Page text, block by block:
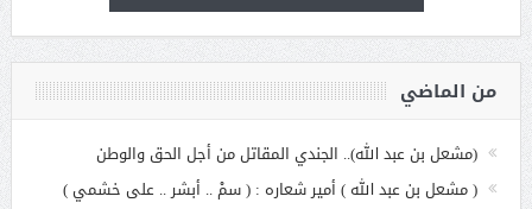
من الماضي
(مشعل بن عبد الله).. الجندي المقاتل من أجل الحق والوطن
( مشعل بن عبد الله ) أمير شعاره : ( سمْ .. أبشر .. على خشمي )